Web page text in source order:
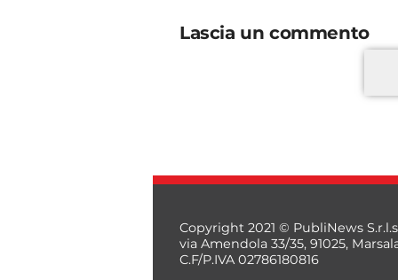
Lascia un commento
Copyright 2021 © PubliNews
via Amendola 33/35, 91025,
C.F/P.IVA 02786180816